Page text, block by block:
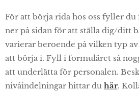
För att börja rida hos oss fyller
ner på sidan för att ställa dig/ditt
varierar beroende på vilken typ
att börja i. Fyll i formuläret så
att underlätta för personalen.
nivåindelningar hittar du här.